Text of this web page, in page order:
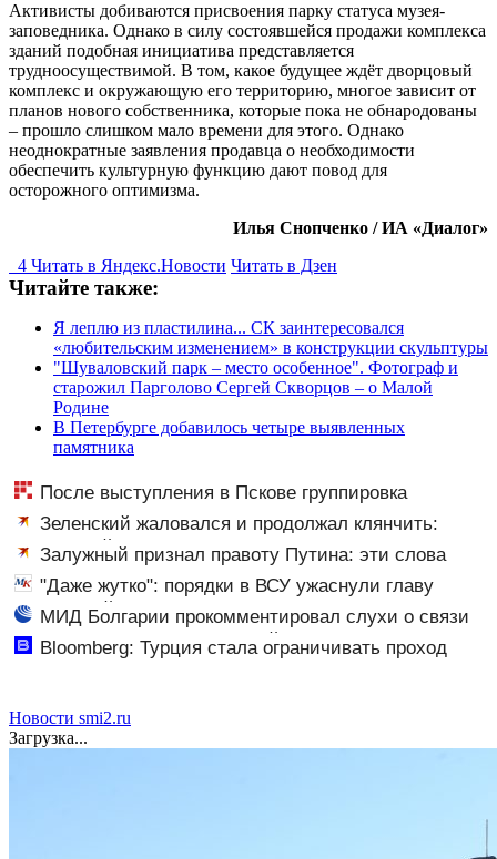
Активисты добиваются присвоения парку статуса музея-
заповедника. Однако в силу состоявшейся продажи комплекса
зданий подобная инициатива представляется
трудноосуществимой. В том, какое будущее ждёт дворцовый
комплекс и окружающую его территорию, многое зависит от
планов нового собственника, которые пока не обнародованы
– прошло слишком мало времени для этого. Однако
неоднократные заявления продавца о необходимости
обеспечить культурную функцию дают повод для
осторожного оптимизма.
Илья Снопченко / ИА «Диалог»
4 Читать в Яндекс.Новости Читать в Дзен
Читайте также:
Я леплю из пластилина... СК заинтересовался
«любительским изменением» в конструкции скульптуры
"Шуваловский парк – место особенное". Фотограф и
старожил Парголово Сергей Скворцов – о Малой
Родине
В Петербурге добавилось четыре выявленных
памятника
После выступления в Пскове группировка
«Ленинград» отменила концерты в Якутске и Саранске
Зеленский жаловался и продолжал клянчить:
украинский просрочка превратил пресс-конференцию
в Сербии в фарс
Залужный признал правоту Путина: эти слова
прозвучали не просто так
"Даже жутко": порядки в ВСУ ужаснули главу
британской армии
МИД Болгарии прокомментировал слухи о связи
главы ведомства с Британией
Bloomberg: Турция стала ограничивать проход
Новости smi2.ru
Загрузка...